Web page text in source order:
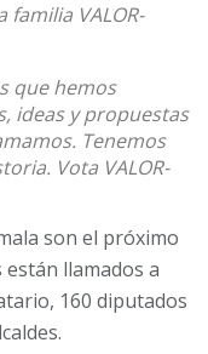
VALOR-
que hemos
ideas y propuestas
Tenemos
Vota VALOR-
23, 2023
son el próximo
llamados a
160 diputados